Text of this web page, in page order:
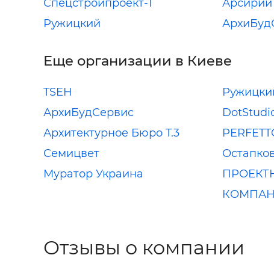
Спецстройпроект-1
Арсирий
Ружицкий
Еще организации в Киеве
TSEH
АрхиБудСервис
Архитектурное Бюро T.3
Семицвет
Муратор Украина
Отзывы о компании